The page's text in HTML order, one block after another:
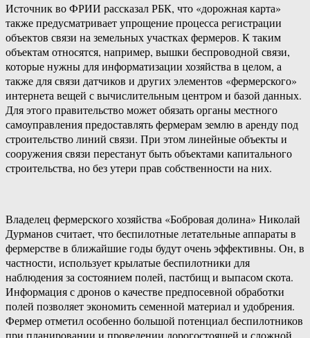
Источник во ФРИИ рассказал РБК, что «дорожная карта»
также предусматривает упрощение процесса регистрации
объектов связи на земельных участках фермеров. К таким
объектам относятся, например, вышки беспроводной связи,
которые нужны для информатизации хозяйства в целом, а
также для связи датчиков и других элементов «фермерского»
интернета вещей с вычислительным центром и базой данных.
Для этого правительство может обязать органы местного
самоуправления предоставлять фермерам землю в аренду под
строительство линий связи. При этом линейные объекты и
сооружения связи перестанут быть объектами капитального
строительства, но без утери прав собственности на них.
Владелец фермерского хозяйства «Бобровая долина» Николай
Дурманов считает, что беспилотные летательные аппараты в
фермерстве в ближайшие годы будут очень эффективны. Он, в
частности, использует крылатые беспилотники для
наблюдения за состоянием полей, пастбищ и выпасом скота.
Информация с дронов о качестве предпосевной обработки
полей позволяет экономить семенной материал и удобрения.
Фермер отметил особенно большой потенциал беспилотников